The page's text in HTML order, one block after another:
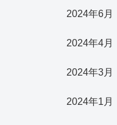
2024年6月
2024年4月
2024年3月
2024年1月